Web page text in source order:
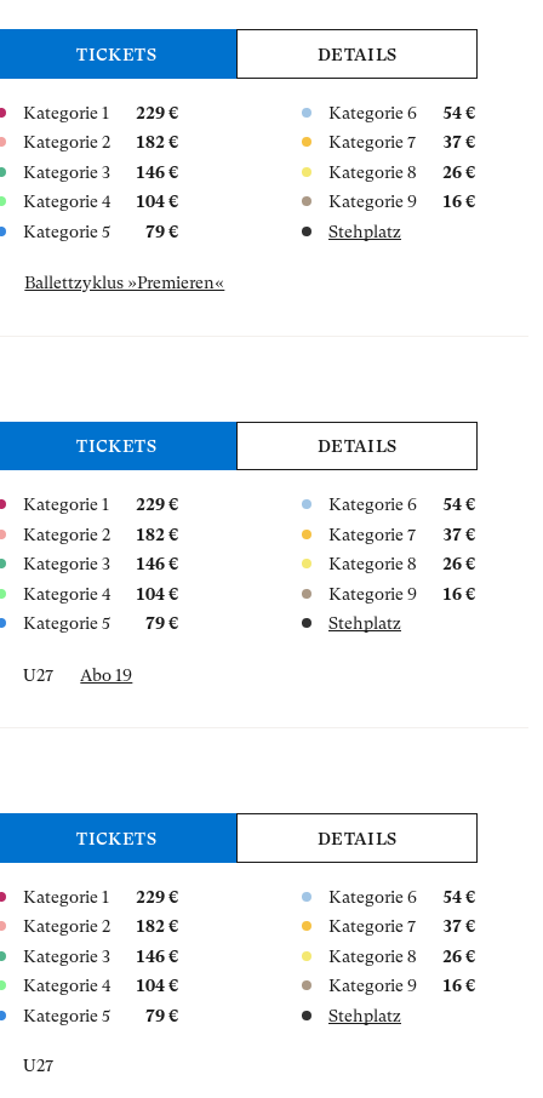
TICKETS DETAILS
Kategorie 1
229 €
Kategorie 2
182 €
Kategorie 3
146 €
Kategorie 4
104 €
Kategorie 5
79 €
Kategorie 6
54 €
Kategorie 7
37 €
Kategorie 8
26 €
Kategorie 9
16 €
Stehplatz
Ballettzyklus »Premieren«
TICKETS DETAILS
Kategorie 1
229 €
Kategorie 2
182 €
Kategorie 3
146 €
Kategorie 4
104 €
Kategorie 5
79 €
Kategorie 6
54 €
Kategorie 7
37 €
Kategorie 8
26 €
Kategorie 9
16 €
Stehplatz
U27 Abo 19
TICKETS DETAILS
Kategorie 1
229 €
Kategorie 2
182 €
Kategorie 3
146 €
Kategorie 4
104 €
Kategorie 5
79 €
Kategorie 6
54 €
Kategorie 7
37 €
Kategorie 8
26 €
Kategorie 9
16 €
Stehplatz
U27